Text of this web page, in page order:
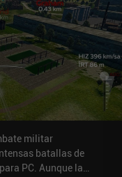
militar
batallas de
la